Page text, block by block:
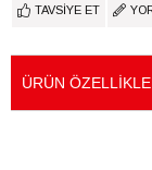
TAVSIYE ET
ÜRÜN